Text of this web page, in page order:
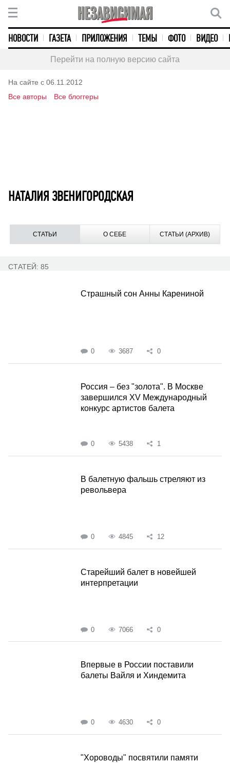
НОВОСТИ ГАЗЕТА ПРИЛОЖЕНИЯ ТЕМЫ ФОТО ВИДЕО
Перейти на полную версию сайта
На сайте с 06.11.2012
Все авторы
Все блоггеры
НАТАЛИЯ ЗВЕНИГОРОДСКАЯ
СТАТЬИ О СЕБЕ СТАТЬИ (АРХИВ)
СТАТЕЙ: 85
Страшный сон Анны Карениной
0 3687 0
Россия – без "золота". В Москве
завершился XV Международный
конкурс артистов балета
0 5438 1
В балетную фальшь стреляют из
револьвера
0 4845 12
Старейший балет в новейшей
интерпретации
0 7066 0
Впервые в России поставили
балеты Вайля и Хиндемита
0 4630 0
"Хороводы" посвятили памяти